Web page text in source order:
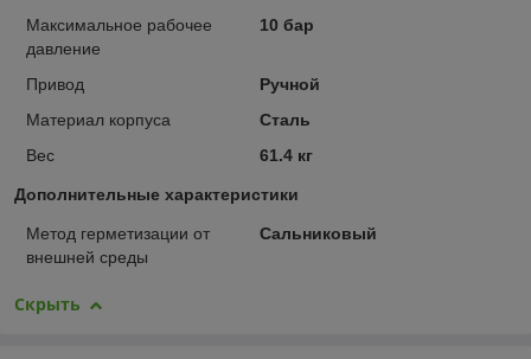
Максимальное рабочее
давление
10 бар
Привод
Ручной
Материал корпуса
Сталь
Вес
61.4 кг
Дополнительные характеристики
Метод герметизации от
внешней среды
Сальниковый
Скрыть